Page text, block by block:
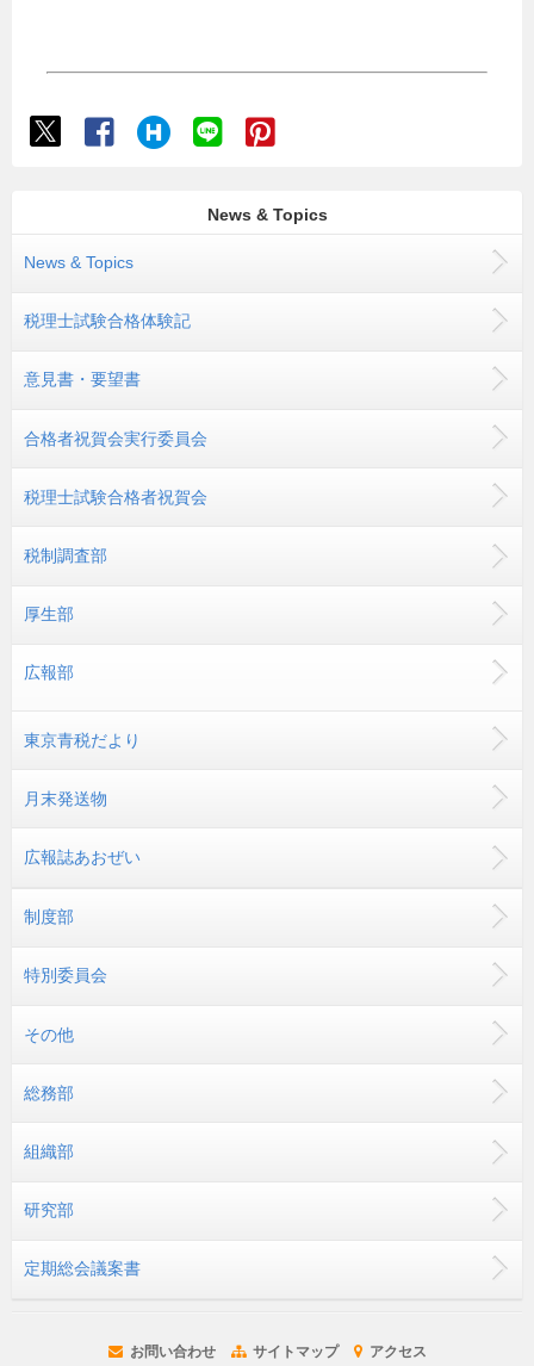
News & Topics
News & Topics
税理士試験合格体験記
意見書・要望書
合格者祝賀会実行委員会
税理士試験合格者祝賀会
税制調査部
厚生部
広報部
東京青税だより
月末発送物
広報誌あおぜい
制度部
特別委員会
その他
総務部
組織部
研究部
定期総会議案書
お問い合わせ サイトマップ アクセス